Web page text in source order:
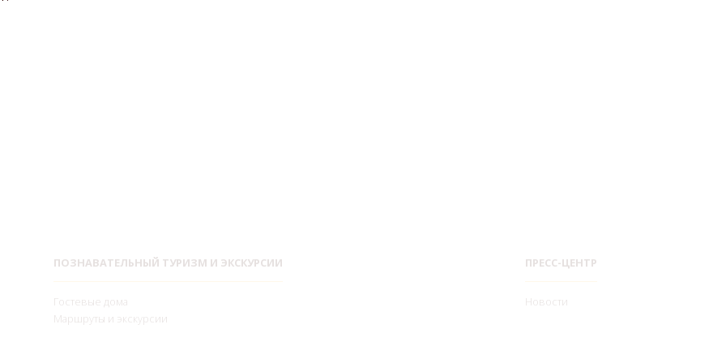
ПОЗНАВАТЕЛЬНЫЙ ТУРИЗМ И ЭКСКУРСИИ
Гостевые дома
Маршруты и экскурсии
ПРЕСС-ЦЕНТР
Новости